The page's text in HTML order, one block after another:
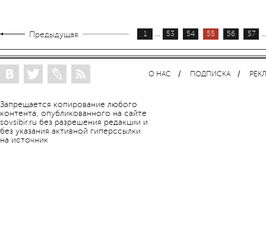
Предыдущая 1 ... 53 54 55 56 57 ...
Запрещается копирование любого
контента, опубликованного на сайте
sovsibir.ru без разрешения редакции и
без указания активной гиперссылки
на источник
О НАС ПОДПИСКА